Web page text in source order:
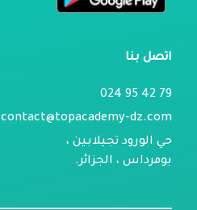
اتصل بنا
79 42 95 024
contact@topacademy-dz.com
حي الورود تجيلابين ،
بومرداس ، الجزائر.